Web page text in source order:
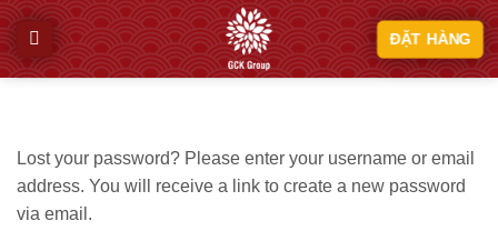
Skip
to
content
ĐẶT HÀNG
Lost your password? Please enter your username or email
address. You will receive a link to create a new password
via email.